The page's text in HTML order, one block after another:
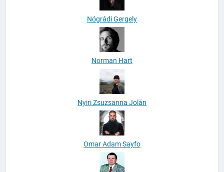
Nógrádi Gergely
Norman Hart
Nyiri Zsuzsanna Jolán
Omar Adam Sayfo